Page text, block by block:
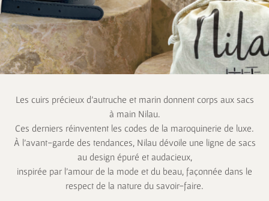
Les cuirs précieux d’autruche et marin donnent corps aux sacs
à main Nilau.
Ces derniers réinventent les codes de la maroquinerie de luxe.
À l’avant-garde des tendances, Nilau dévoile une ligne de sacs
au design épuré et audacieux,
inspirée par l’amour de la mode et du beau, façonnée dans le
respect de la nature du savoir-faire.